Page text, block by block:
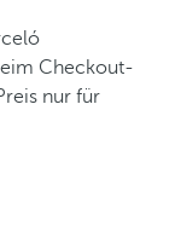
Checkout-
nur für